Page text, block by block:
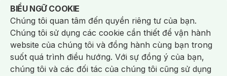
Chăm Sóc Cá Nhân
Chống Muỗi /Khẩu Trang /Máy Massage/Mặt Nạ Xông Hơi /Nước Rửa Tay/
Sản Phẩm Chăm Sóc Khác /Bàn Chải Đánh Răng /Bàn Chải Điện/
Hỗ Trợ Trắng Răng/Kem Đánh Răng /Máy Tăm Nước/ Nước Súc Miệng/
Tăm / Chỉ Nha Khoa/ Xịt Thơm Miệng / Dung Dịch Vệ Sinh/Dưỡng Vùng Kín/
Khăn Ướt Vệ Sinh Vùng Kín/Băng Vệ Sinh/Tampon/Bọt Cạo Râu /Dao Cạo Râu/
Máy Cạo Râu
Vấn Đề Về Da
Da Dầu / Lỗ Chân Lông To/ Da Khô / Mất Nước/ Da Lão Hóa/ Da Mụn/
Da Nhạy Cảm / Kích Ứng
Da Xỉn Màu Thâm / Nám / Tàn Nhang
BIỂU NGỮ COOKIE
Notice about cookies usage
Chúng tôi quan tâm đến quyền riêng tư của bạn.
Chúng tôi sử dụng các cookie cần thiết để vận hành
website của chúng tôi và đồng hành cùng bạn trong
suốt quá trình điều hướng. Với sự đồng ý của bạn,
chúng tôi và các đối tác của chúng tôi cũng sử dụng